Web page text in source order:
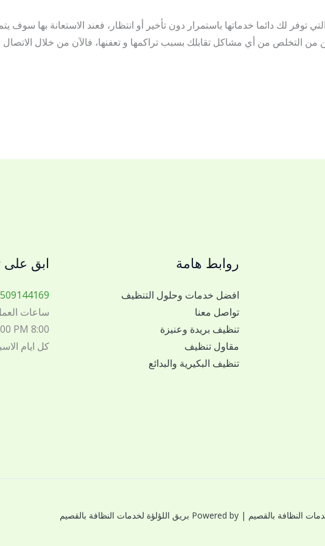
لك دائما خدماتها باستمرار دون تأخير أو انتظار، فعند الاستعانة بها سوف
التخلص من أي مشاكل تقابلك بسبب تراكمها و تعفنها، فالآن من خلال
روابط هامة
افضل خدمات وحلول التنظيف
تواصل معنا
تنظيف بريدة وعنيزة
مقاول تنظيف
تنظيف البكيرية والبدائع
ابق
ساعات
8:00 AM – 6:00 PM
كل ايام